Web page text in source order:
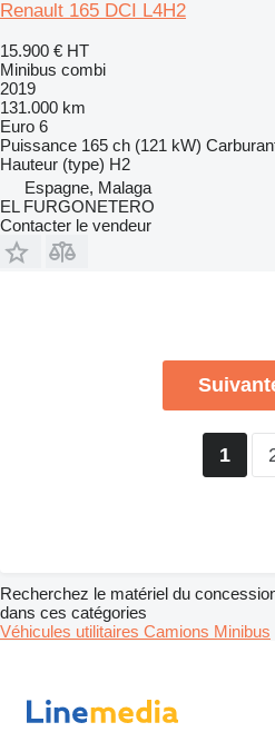
Renault 165 DCI L4H2
15.900 € HT
Minibus combi
2019
131.000 km
Euro 6
Puissance 165 ch (121 kW)
Hauteur (type) H2
Espagne, Malaga
EL FURGONETERO
Contacter le vendeur
1
Recherchez le matériel du
dans ces catégories
Véhicules utilitaires Camions Minibus